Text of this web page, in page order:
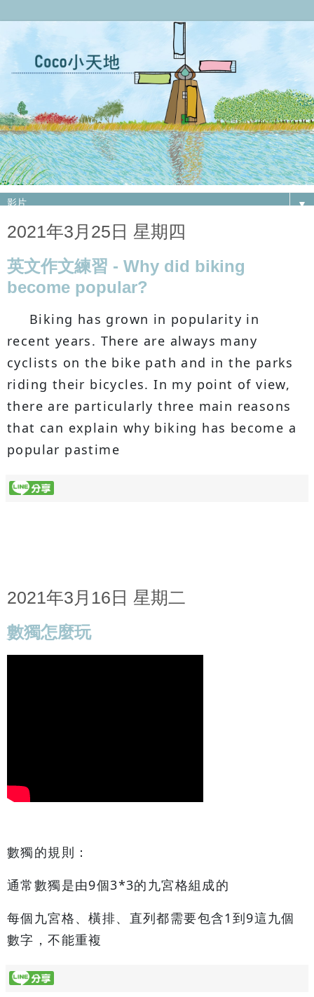
▼
2021年3月25日 星期四
英文作文練習 - Why did biking
become popular?
Biking has grown in popularity in
recent years. There are always many
cyclists on the bike path and in the parks
riding their bicycles. In my point of view,
there are particularly three main reasons
that can explain why biking has become a
popular pastime
2021年3月16日 星期二
數獨怎麼玩
數獨的規則：
通常數獨是由9個3*3的九宮格組成的
每個九宮格、橫排、直列都需要包含1到9這九個
數字，不能重複